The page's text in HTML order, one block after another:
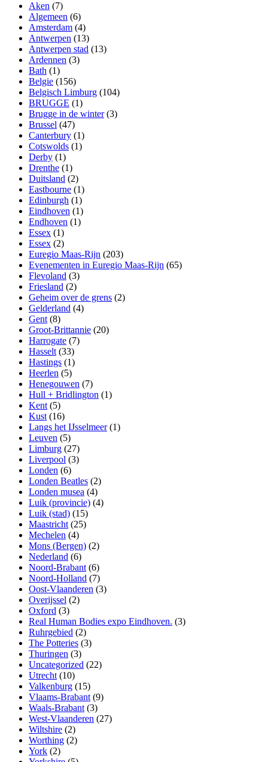
Aken (7)
Algemeen (6)
Amsterdam (4)
Antwerpen (13)
Antwerpen stad (13)
Ardennen (3)
Bath (1)
Belgie (156)
Belgisch Limburg (104)
BRUGGE (1)
Brugge in de winter(3)
Brussel (47)
Canterbury (1)
Cotswolds (1)
Derby (1)
Drenthe (1)
Duitsland (2)
Eastbourne (1)
Edinburgh (1)
Eindhoven (1)
Endhoven (1)
Essex (1)
Essex (2)
Euregio Maas-Rijn (203)
Evenementen in Euregio Maas-Rijn (65)
Flevoland (3)
Friesland (2)
Geheim over de grens (2)
Gelderland (4)
Gent (8)
Groot-Brittannie (20)
Harrogate (7)
Hasselt (33)
Hastings (1)
Heerlen (5)
Henegouwen (7)
Hull + Bridlington (1)
Kent (5)
Kust (16)
Langs het IJsselmeer(1)
Leuven (5)
Limburg (27)
Liverpool (3)
Londen (6)
Londen Beatles (2)
Londen musea (4)
Luik (provincie) (4)
Luik (stad) (15)
Maastricht (25)
Mechelen (4)
Mons (Bergen) (2)
Nederland (6)
Noord-Brabant (6)
Noord-Holland (7)
Oost-Vlaanderen (3)
Overijssel (2)
Oxford (3)
Real Human Bodies expo Eindhoven. (3)
Ruhrgebied (2)
The Potteries (3)
Thuringen (3)
Uncategorized (22)
Utrecht (10)
Valkenburg (15)
Vlaams-Brabant (9)
Waals-Brabant (3)
West-Vlaanderen (27)
Wiltshire (2)
Worthing (2)
York (2)